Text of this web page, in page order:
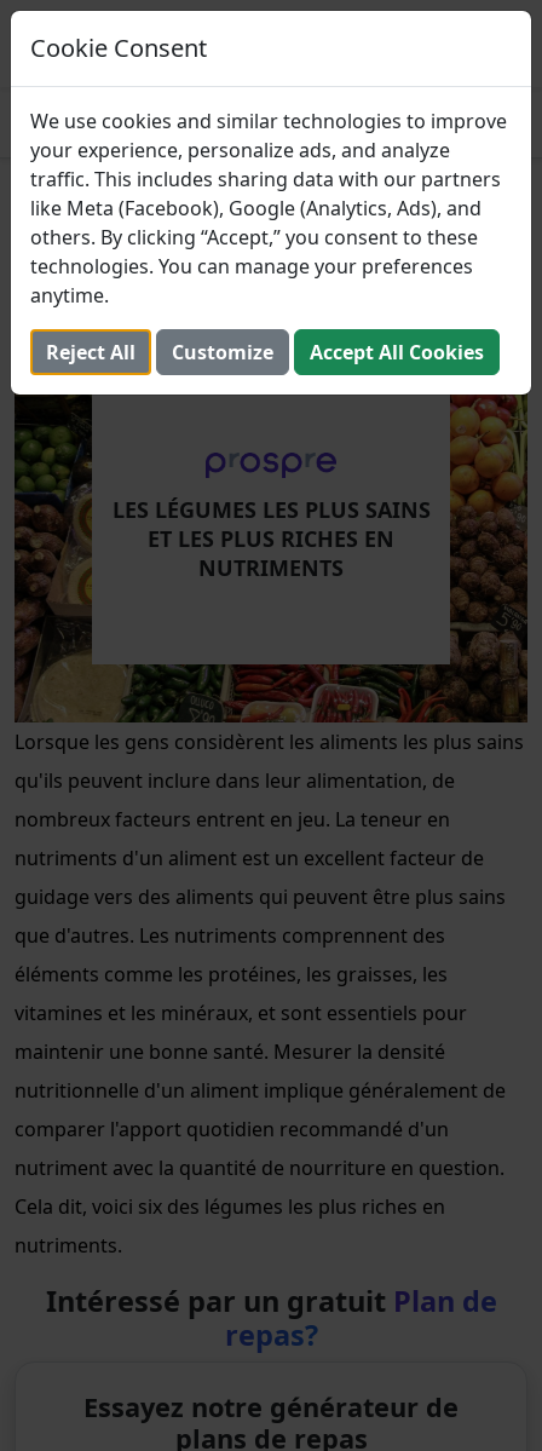
Prospre: Planificateur de repas
Plans de repas basés sur des macros
Les légumes les plus sains et
les plus riches en nutriments
23 octobre 2023 (Mis à jour: 2 août 2025)
LES LÉGUMES LES PLUS SAINS
ET LES PLUS RICHES EN
NUTRIMENTS
Lorsque les gens considèrent les aliments les plus sains
qu'ils peuvent inclure dans leur alimentation, de
nombreux facteurs entrent en jeu. La teneur en
nutriments d'un aliment est un excellent facteur de
guidage vers des aliments qui peuvent être plus sains
que d'autres. Les nutriments comprennent des
éléments comme les protéines, les graisses, les
vitamines et les minéraux, et sont essentiels pour
maintenir une bonne santé. Mesurer la densité
nutritionnelle d'un aliment implique généralement de
comparer l'apport quotidien recommandé d'un
nutriment avec la quantité de nourriture en question.
Cela dit, voici six des légumes les plus riches en
nutriments.
Intéressé par un gratuit Plan de
repas?
Essayez notre générateur de
plans de repas
Cookie Consent
We use cookies and similar technologies to improve
your experience, personalize ads, and analyze
traffic. This includes sharing data with our partners
like Meta (Facebook), Google (Analytics, Ads), and
others. By clicking “Accept,” you consent to these
technologies. You can manage your preferences
anytime.
Reject All Customize Accept All Cookies